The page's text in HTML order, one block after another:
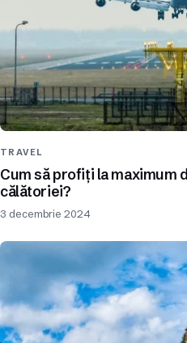
TRAVEL
Cum să profiți la maximum
călătoriei?
3 decembrie 2024